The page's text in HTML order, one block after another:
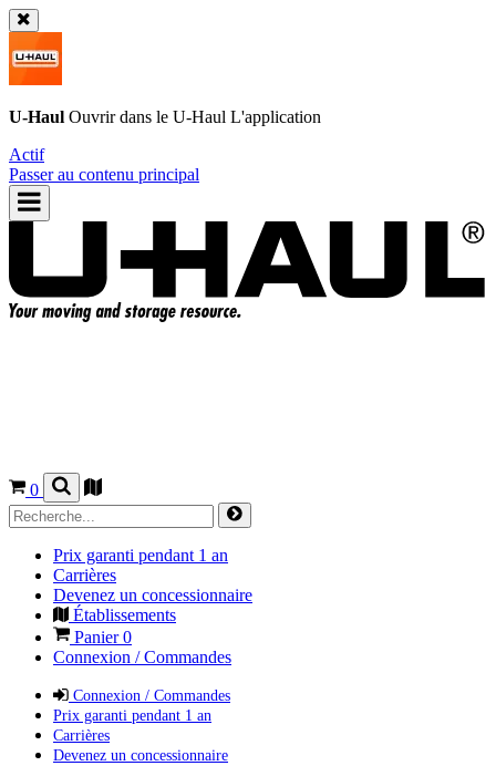
U-Haul Ouvrir dans le U-Haul L'application
Actif
Passer au contenu principal
0
Prix garanti pendant 1 an
Carrières
Devenez un concessionnaire
Établissements
Panier0
Connexion / Commandes
Connexion / Commandes
Prix garanti pendant 1 an
Carrières
Devenez un concessionnaire